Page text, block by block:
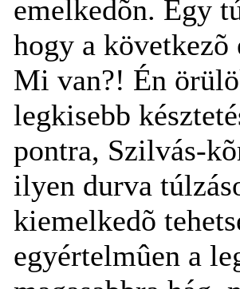
emelkedõn. Egy
hogy a
Mi van?! Én
legkisebb
pontra, Szilvás-
ilyen durva
kiemelkedõ
egyértelmûen a